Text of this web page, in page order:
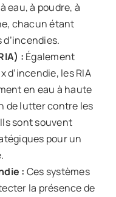
eau, à poudre, à
chacun étant
: Également
d’incendie, les RIA
en eau à haute
de lutter contre les
sont souvent
pour un
: Ces systèmes
la présence de